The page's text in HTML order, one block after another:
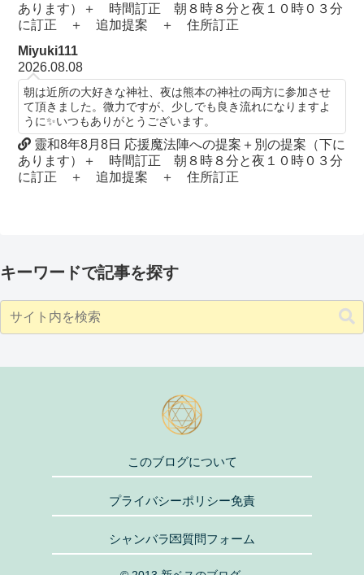
あります）＋ 時間訂正 朝８時８分と夜１０時０３分
に訂正 ＋ 追加提案 ＋ 住所訂正
Miyuki111
2026.08.08
朝は近所の大好きな神社、夜は熊本の神社の両方に参加させ
て頂きました。微力ですが、少しでも良き流れになりますよ
うに✨いつもありがとうございます。
靈和8年8月8日 応援魔法陣への提案＋別の提案（下に
あります）＋ 時間訂正 朝８時８分と夜１０時０３分
に訂正 ＋ 追加提案 ＋ 住所訂正
キーワードで記事を探す
このブログについて
プライバシーポリシー免責
シャンバラ💌質問フォーム